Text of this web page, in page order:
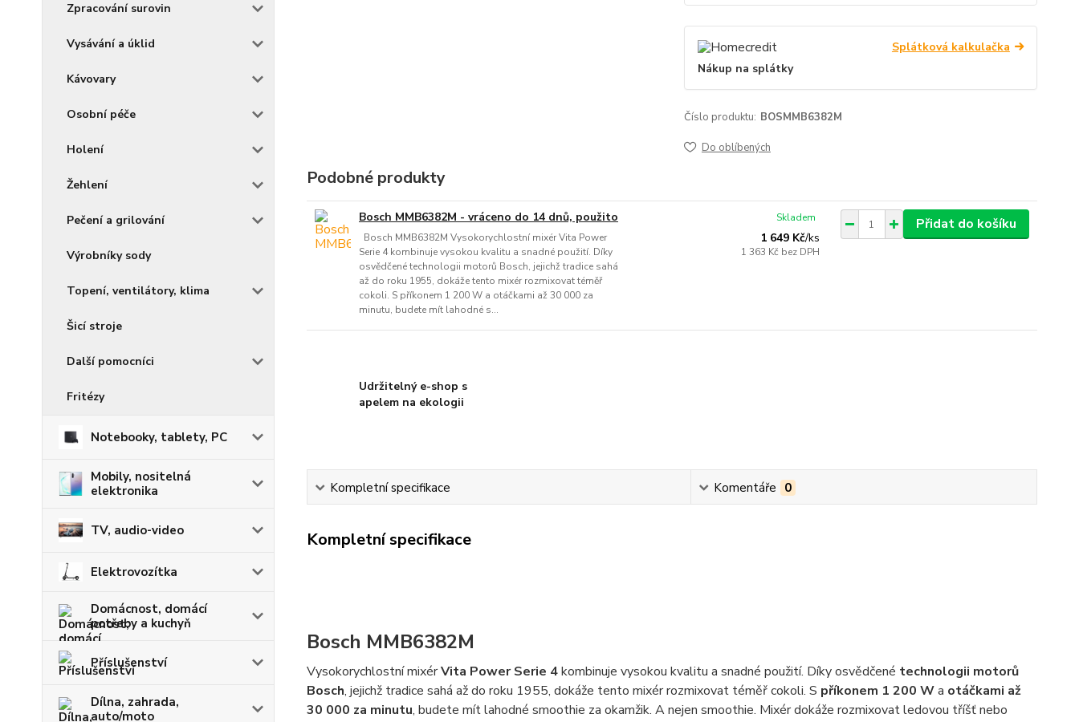
Zpracování surovin
Vysávání a úklid
Kávovary
Osobní péče
Holení
Žehlení
Pečení a grilování
Výrobníky sody
Topení, ventilátory, klima
Šicí stroje
Další pomocníci
Fritézy
Notebooky, tablety, PC
Mobily, nositelná
elektronika
TV, audio-video
Elektrovozítka
Domácnost, domácí
potřeby a kuchyň
Příslušenství
Dílna, zahrada,
auto/moto
Splátková kalkulačka
Nákup na splátky
Číslo produktu: BOSMMB6382M
Do oblíbených
Podobné produkty
Bosch MMB6382M - vráceno do 14 dnů, použito
Bosch MMB6382M Vysokorychlostní mixér Vita Power
Serie 4 kombinuje vysokou kvalitu a snadné použití. Díky
osvědčené technologii motorů Bosch, jejichž tradice sahá
až do roku 1955, dokáže tento mixér rozmixovat téměř
cokoli. S příkonem 1 200 W a otáčkami až 30 000 za
minutu, budete mít lahodné s...
1 649 Kč/ks
1 363 Kč bez DPH
Skladem Přidat do košíku
Udržitelný e-shop s
apelem na ekologii
Kompletní specifikace Komentáře 0
Kompletní specifikace
Bosch MMB6382M
Vysokorychlostní mixérVita Power Serie 4kombinuje vysokou kvalitu a snadné použití. Díky osvědčené technologii motorů
Bosch, jejichž tradice sahá až do roku 1955, dokáže tento mixér rozmixovat téměř cokoli. S příkonem 1 200 Wa otáčkami až
30 000 za minutu, budete mít lahodné smoothie za okamžik. A nejen smoothie. Mixér dokáže rozmixovat ledovou tříšť nebo